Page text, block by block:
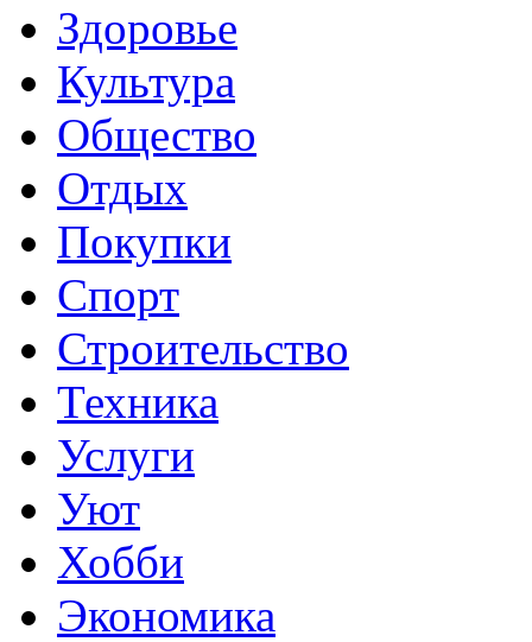
Здоровье
Культура
Общество
Отдых
Покупки
Спорт
Строительство
Техника
Услуги
Уют
Хобби
Экономика